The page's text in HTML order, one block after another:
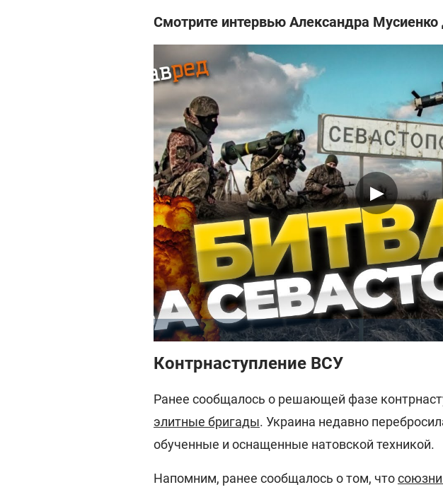
Смотрите интервью Александра Мусиенко
Контрнаступление ВСУ
Ранее сообщалось о решающей фазе
элитные бригады. Украина недавно
обученные и оснащенные натовской техникой.
Напомним, ранее сообщалось о том, что